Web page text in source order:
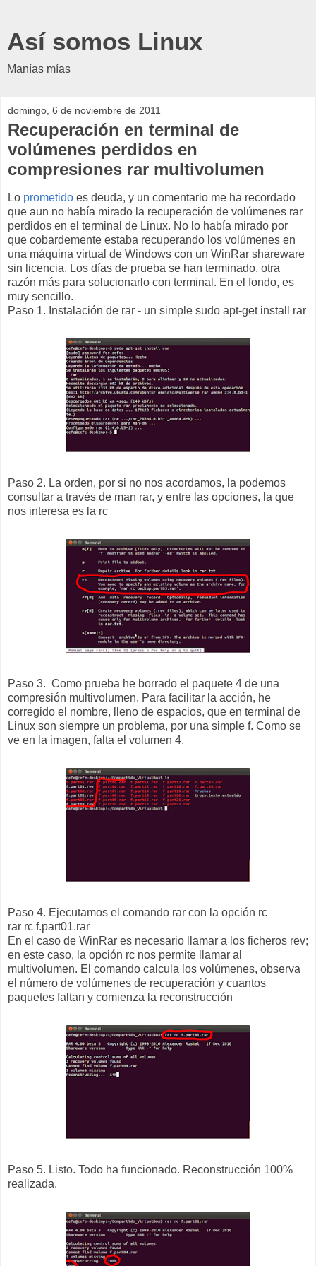
Así somos Linux
Manías mías
domingo, 6 de noviembre de 2011
Recuperación en terminal de
volúmenes perdidos en
compresiones rar multivolumen
Lo prometido es deuda, y un comentario me ha recordado
que aun no había mirado la recuperación de volúmenes rar
perdidos en el terminal de Linux. No lo había mirado por
que cobardemente estaba recuperando los volúmenes en
una máquina virtual de Windows con un WinRar shareware
sin licencia. Los días de prueba se han terminado, otra
razón más para solucionarlo con terminal. En el fondo, es
muy sencillo.
Paso 1. Instalación de rar - un simple sudo apt-get install rar
Paso 2. La orden, por si no nos acordamos, la podemos
consultar a través de man rar, y entre las opciones, la que
nos interesa es la rc
Paso 3. Como prueba he borrado el paquete 4 de una
compresión multivolumen. Para facilitar la acción, he
corregido el nombre, lleno de espacios, que en terminal de
Linux son siempre un problema, por una simple f. Como se
ve en la imagen, falta el volumen 4.
Paso 4. Ejecutamos el comando rar con la opción rc
rar rc f.part01.rar
En el caso de WinRar es necesario llamar a los ficheros rev;
en este caso, la opción rc nos permite llamar al
multivolumen. El comando calcula los volúmenes, observa
el número de volúmenes de recuperación y cuantos
paquetes faltan y comienza la reconstrucción
Paso 5. Listo. Todo ha funcionado. Reconstrucción 100%
realizada.